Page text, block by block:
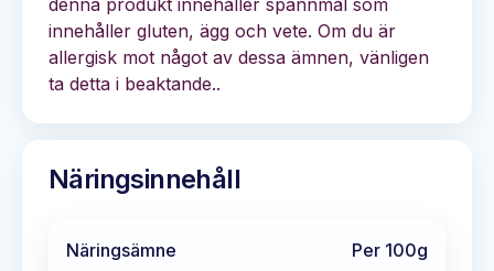
innehåller gluten, ägg och vete. Om du är
allergisk mot något av dessa ämnen, vänligen
ta detta i beaktande..
Näringsinnehåll
Näringsämne Per 100g